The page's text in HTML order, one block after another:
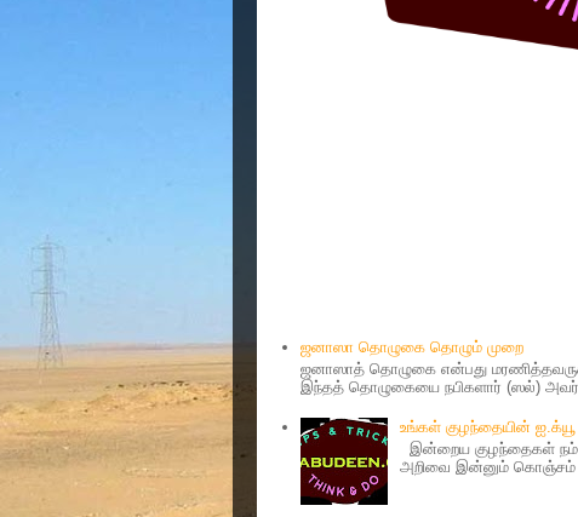
ஜனாஸா தொழுகை தொழும் முறை
ஜனாஸாத் தொழுகை என்பது
இந்தத் தொழுகையை நபிகளார் (ஸல்)
உங்கள் குழந்தையின்
இன்றைய குழந்தைகள்
அறிவை இன்னும் கொஞ்சம்